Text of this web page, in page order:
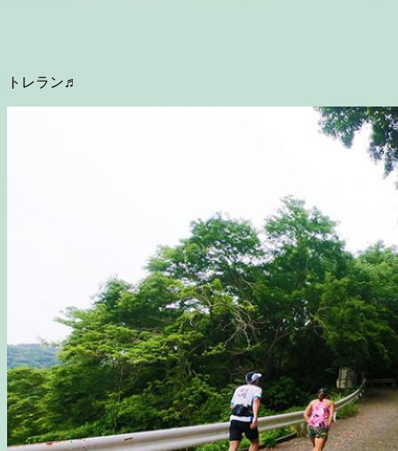
トレラン♬